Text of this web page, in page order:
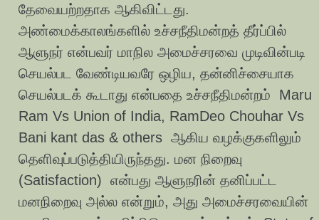
தேவையற்றதாக ஆகிவிட்டது.
அண்மைக்காலங்களில் உச்சநீதிமன்றத் தீர்ப்பில்
ஆளுநர் என்பவர் மாநில அமைச்சரவை முடிவின்படி
செயல்பட வேண்டியவரே ஒழிய, தன்னிச்சையாக
செயல்படக் கூடாது என்பதை உச்சநீதிமன்றம் Maru
Ram Vs Union of India, RamDeo Chouhar Vs
Bani kant das & others ஆகிய வழக்குகளிலும்
தெளிவுப்படுத்தியிருந்தது. மன நிறைவு
(Satisfaction) என்பது ஆளுநரின் தனிப்பட்ட
மனநிறைவு அல்ல என்றும், அது அமைச்சரவையின்